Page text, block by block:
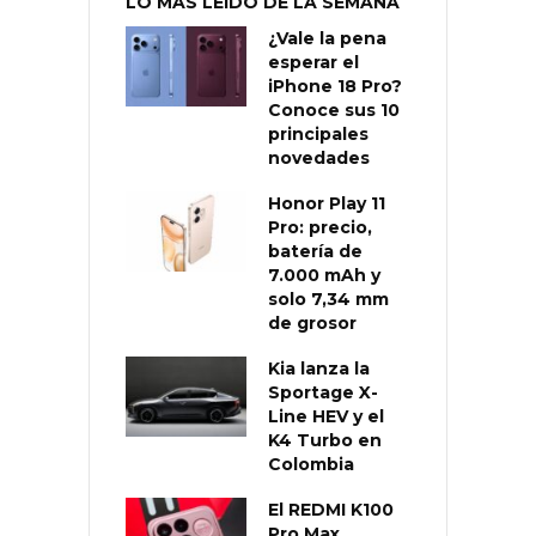
¿Vale la pena
esperar el
iPhone 18 Pro?
Conoce sus 10
principales
novedades
Honor Play 11
Pro: precio,
batería de
7.000 mAh y
solo 7,34 mm
de grosor
Kia lanza la
Sportage X-
Line HEV y el
K4 Turbo en
Colombia
El REDMI K100